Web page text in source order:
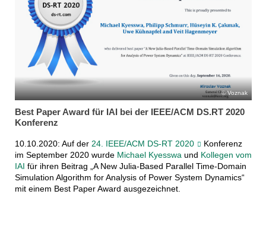
Voznak
Best Paper Award für IAI bei der IEEE/ACM DS.RT 2020
Konferenz
10.10.2020: Auf der 24. IEEE/ACM DS-RT 2020
Konferenz
im September 2020 wurde Michael Kyesswa und Kollegen vom
IAI für ihren Beitrag „A New Julia-Based Parallel Time-Domain
Simulation Algorithm for Analysis of Power System Dynamics“
mit einem Best Paper Award ausgezeichnet.